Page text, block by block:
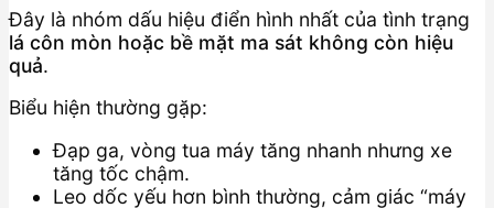
Đây là nhóm dấu hiệu điển hình nhất của tình trạng
lá côn mòn hoặc bề mặt ma sát không còn hiệu
quả.
Biểu hiện thường gặp:
Đạp ga, vòng tua máy tăng nhanh nhưng xe
tăng tốc chậm.
Leo dốc yếu hơn bình thường, cảm giác “máy